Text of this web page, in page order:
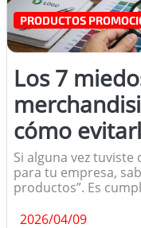
Los 7
cómo
Si alguna vez
para tu empresa,
productos”. Es cumplir con tiempos, cuidar la imagen
Después de más de
PRODUCTOS
2026/04/09